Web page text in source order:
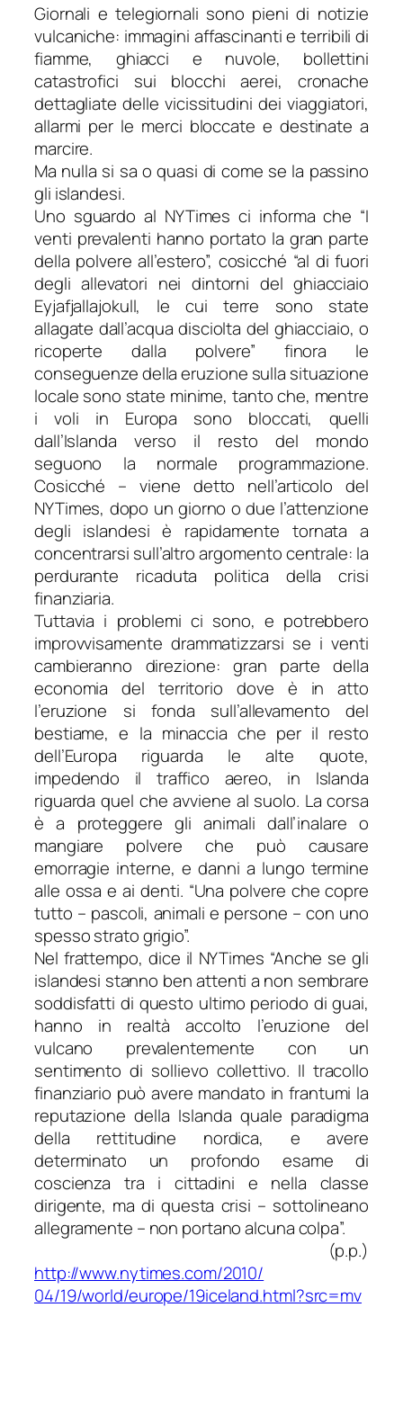
Giornali e telegiornali sono pieni di notizie
vulcaniche: immagini affascinanti e terribili di
fiamme, ghiacci e nuvole, bollettini
catastrofici sui blocchi aerei, cronache
dettagliate delle vicissitudini dei viaggiatori,
allarmi per le merci bloccate e destinate a
marcire.
Ma nulla si sa o quasi di come se la passino
gli islandesi.
Uno sguardo al NYTimes ci informa che “I
venti prevalenti hanno portato la gran parte
della polvere all’estero”, cosicché “al di fuori
degli allevatori nei dintorni del ghiacciaio
Eyjafjallajokull, le cui terre sono state
allagate dall’acqua disciolta del ghiacciaio, o
ricoperte dalla polvere” finora le
conseguenze della eruzione sulla situazione
locale sono state minime, tanto che, mentre
i voli in Europa sono bloccati, quelli
dall’Islanda verso il resto del mondo
seguono la normale programmazione.
Cosicché – viene detto nell’articolo del
NYTimes, dopo un giorno o due l’attenzione
degli islandesi è rapidamente tornata a
concentrarsi sull’altro argomento centrale: la
perdurante ricaduta politica della crisi
finanziaria.
Tuttavia i problemi ci sono, e potrebbero
improvvisamente drammatizzarsi se i venti
cambieranno direzione: gran parte della
economia del territorio dove è in atto
l’eruzione si fonda sull’allevamento del
bestiame, e la minaccia che per il resto
dell’Europa riguarda le alte quote,
impedendo il traffico aereo, in Islanda
riguarda quel che avviene al suolo. La corsa
è a proteggere gli animali dall’inalare o
mangiare polvere che può causare
emorragie interne, e danni a lungo termine
alle ossa e ai denti. “Una polvere che copre
tutto – pascoli, animali e persone – con uno
spesso strato grigio”.
Nel frattempo, dice il NYTimes “Anche se gli
islandesi stanno ben attenti a non sembrare
soddisfatti di questo ultimo periodo di guai,
hanno in realtà accolto l’eruzione del
vulcano prevalentemente con un
sentimento di sollievo collettivo. Il tracollo
finanziario può avere mandato in frantumi la
reputazione della Islanda quale paradigma
della rettitudine nordica, e avere
determinato un profondo esame di
coscienza tra i cittadini e nella classe
dirigente, ma di questa crisi – sottolineano
allegramente – non portano alcuna colpa”.
(p.p.)
http://www.nytimes.com/2010/
04/19/world/europe/19iceland.html?src=mv